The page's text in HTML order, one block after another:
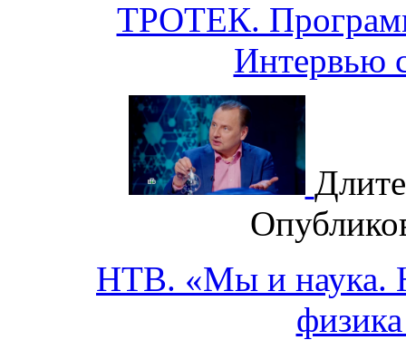
ТРОТЕК.
Интервью
НТВ. «Мы и наука.